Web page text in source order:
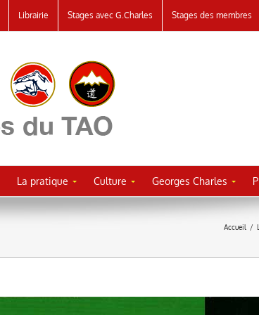
Librairie Stages avec G.Charles Stages des membres
La pratique Culture Georges Charles
Accueil /